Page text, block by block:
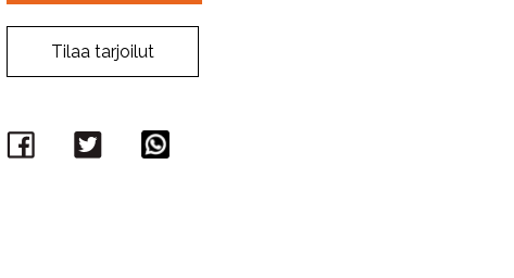
Tilaa tarjoilut
Facebook
Twitter